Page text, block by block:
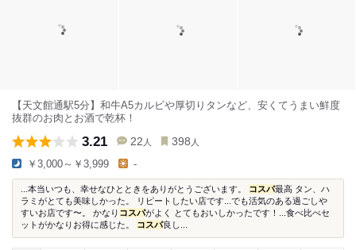
【天文館通駅5分】和牛A5カルビや厚切りタンなど、安くてうまい鮮度
抜群のお肉とお酒で乾杯！
3.21 22 人 398 人
￥3,000～￥3,999 -
...本当いつも、幸せなひとときをありがとうございます。 コスパ最高 タン、ハ
ラミがとても美味しかった。 リピートしたい店です...でも活気のある過ごしや
すいお店です〜。 かなり コスパがよく とてもおいしかったです！...食べ比べセ
ットがかなりお得に感じた。 コスパ良し...